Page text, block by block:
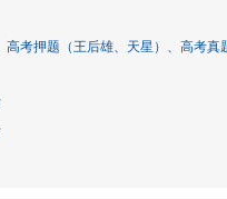
高考押题（王后雄、天星）、高考真